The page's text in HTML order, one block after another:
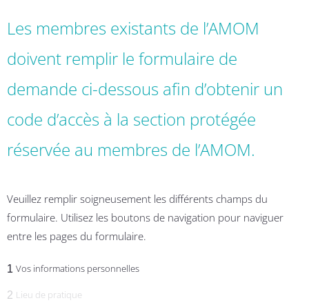
Les membres existants de l’AMOM
doivent remplir le formulaire de
demande ci-dessous afin d’obtenir un
code d’accès à la section protégée
réservée au membres de l’AMOM.
Veuillez remplir soigneusement les différents champs du
formulaire. Utilisez les boutons de navigation pour naviguer
entre les pages du formulaire.
1 Vos informations personnelles
2 Lieu de pratique
Année Mois Jour